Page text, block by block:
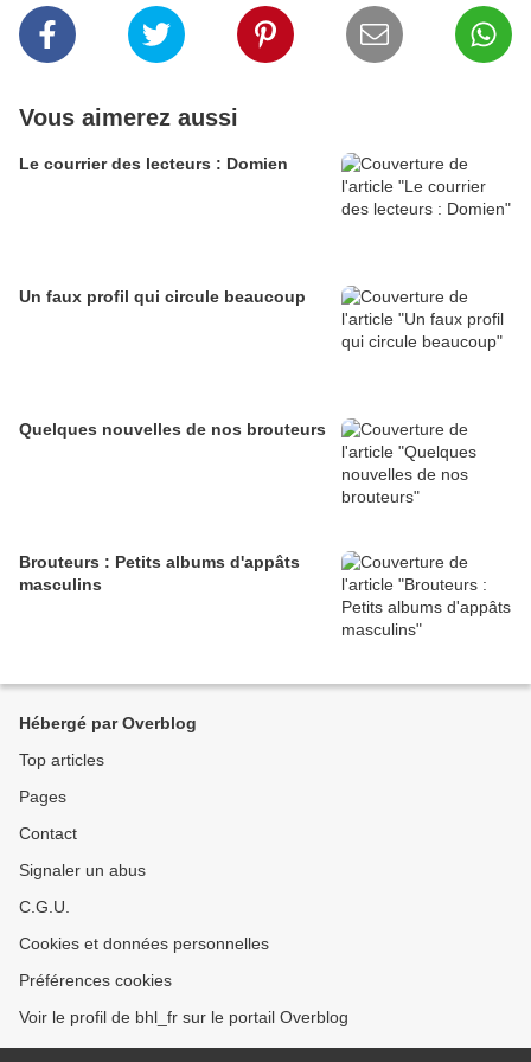
Vous aimerez aussi
Le courrier des lecteurs : Domien
Un faux profil qui circule beaucoup
Quelques nouvelles de nos brouteurs
Brouteurs : Petits albums d'appâts
masculins
Hébergé par Overblog
Top articles
Pages
Contact
Signaler un abus
C.G.U.
Cookies et données personnelles
Préférences cookies
Voir le profil de bhl_fr sur le portail Overblog